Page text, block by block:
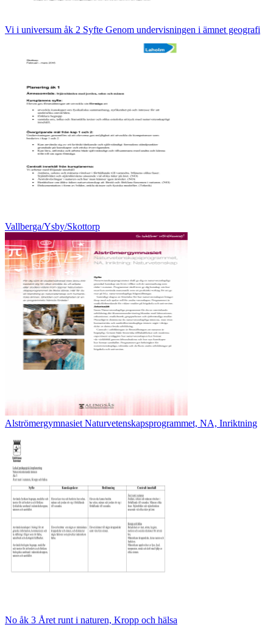
Vi i universum åk 2 Syfte Genom undervisningen i ämnet geografi
Vallberga/Ysby/Skottorp
Alströmergymnasiet Naturvetenskapsprogrammet, NA, Inriktning
No åk 3 Året runt i naturen, Kropp och hälsa